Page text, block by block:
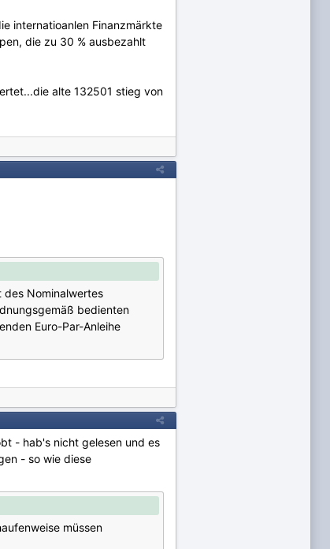
internatioanlen Finanzmärkte
die zu 30 % ausbezahlt
alte 132501 stieg von
des Nominalwertes
bedienten
Euro-Par-Anleihe
- hab's nicht gelesen und es
- so wie diese
müssen